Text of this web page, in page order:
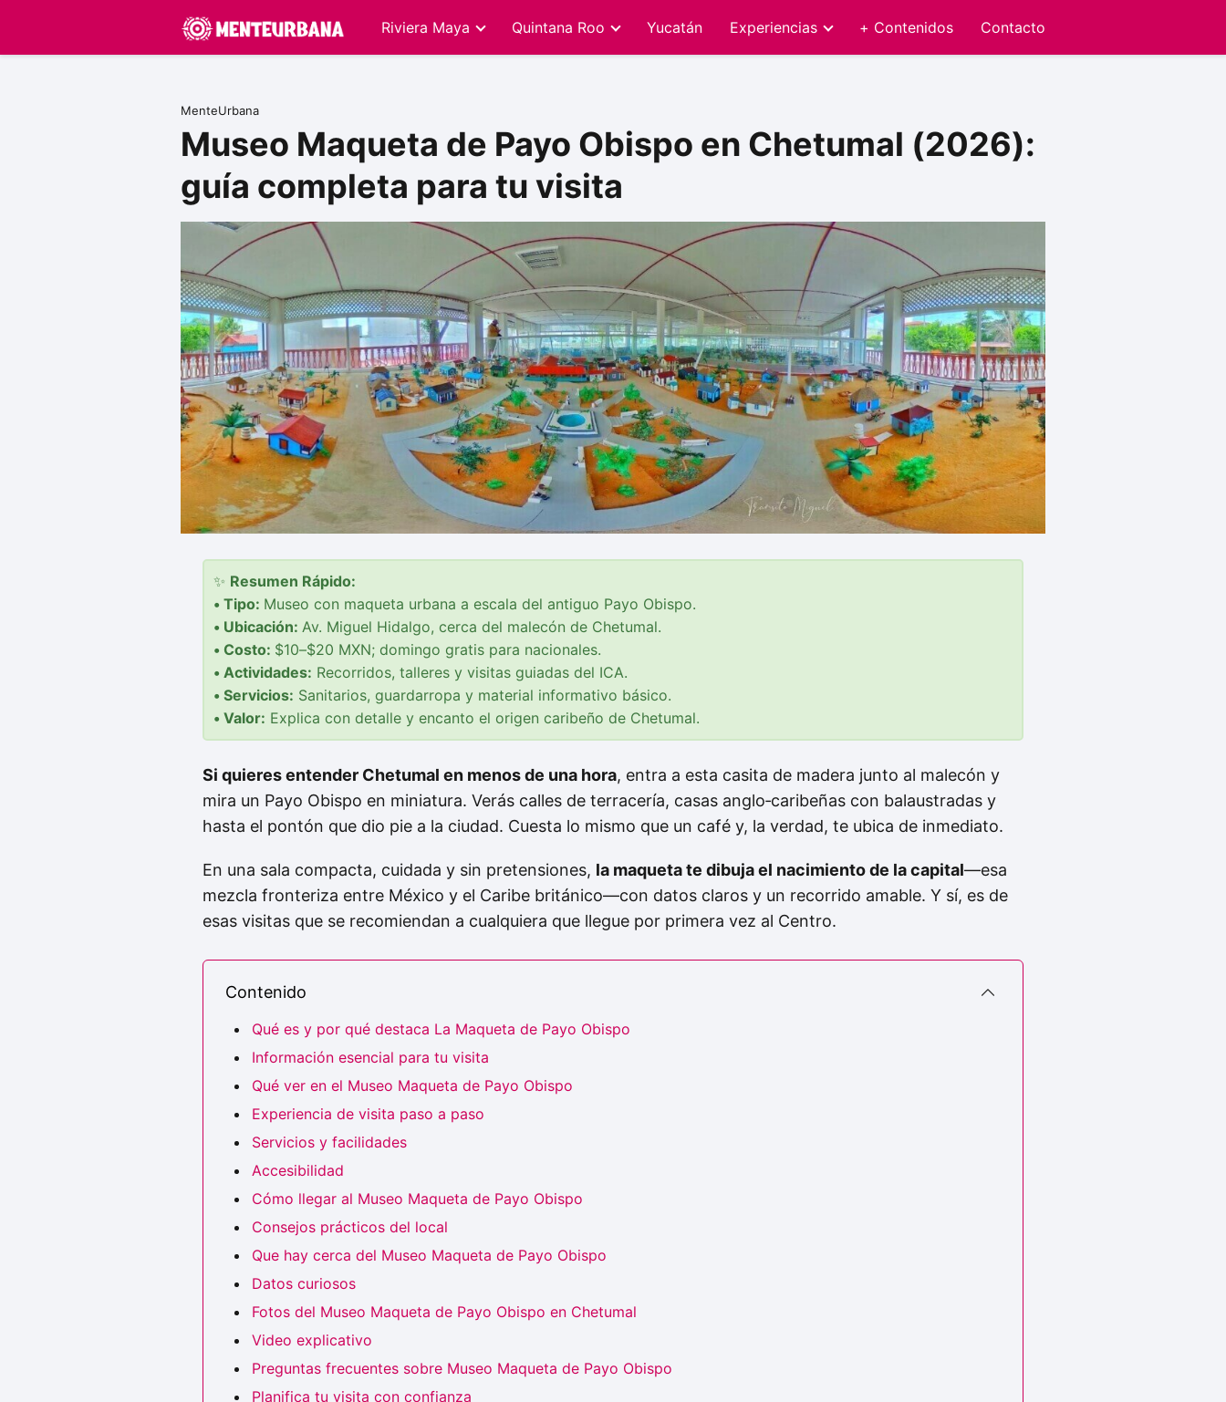
Riviera Maya Quintana Roo Yucatán Experiencias + Contenidos Contacto
MenteUrbana
Museo Maqueta de Payo Obispo en Chetumal (2026):
guía completa para tu visita
✨ Resumen Rápido:
• Tipo: Museo con maqueta urbana a escala del antiguo Payo Obispo.
• Ubicación: Av. Miguel Hidalgo, cerca del malecón de Chetumal.
• Costo: $10–$20 MXN; domingo gratis para nacionales.
• Actividades: Recorridos, talleres y visitas guiadas del ICA.
• Servicios: Sanitarios, guardarropa y material informativo básico.
• Valor: Explica con detalle y encanto el origen caribeño de Chetumal.
Si quieres entender Chetumal en menos de una hora, entra a esta casita de madera junto al malecón y
mira un Payo Obispo en miniatura. Verás calles de terracería, casas anglo‑caribeñas con balaustradas y
hasta el pontón que dio pie a la ciudad. Cuesta lo mismo que un café y, la verdad, te ubica de inmediato.
En una sala compacta, cuidada y sin pretensiones, la maqueta te dibuja el nacimiento de la capital—esa
mezcla fronteriza entre México y el Caribe británico—con datos claros y un recorrido amable. Y sí, es de
esas visitas que se recomiendan a cualquiera que llegue por primera vez al Centro.
Contenido
Qué es y por qué destaca La Maqueta de Payo Obispo
Información esencial para tu visita
Qué ver en el Museo Maqueta de Payo Obispo
Experiencia de visita paso a paso
Servicios y facilidades
Accesibilidad
Cómo llegar al Museo Maqueta de Payo Obispo
Consejos prácticos del local
Que hay cerca del Museo Maqueta de Payo Obispo
Datos curiosos
Fotos del Museo Maqueta de Payo Obispo en Chetumal
Video explicativo
Preguntas frecuentes sobre Museo Maqueta de Payo Obispo
Planifica tu visita con confianza